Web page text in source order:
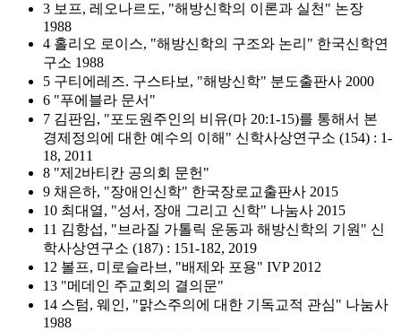
3 보프, 레오나르도, "해방신학의 이론과 실천" 논장
1988
4 홀리오 로이스, "해방신학의 구조와 논리" 한국신학연
구소 1988
5 구티에레즈. 구스타보, "해방신학" 분도출판사 2000
6 "푸에블라 문서"
7 김판임, "포도원주인의 비유(마 20:1-15)를 통해서 본
경제정의에 대한 예수의 이해" 신학사상연구소 (154) : 1-
18, 2011
8 "제2바티칸 공의회 문헌"
9 채은하, "장애인신학" 한국장로교출판사 2015
10 최대열, "성서, 장애 그리고 신학" 나눔사 2015
11 김항섭, "브라질 가톨릭 운동과 해방신학의 기원" 신
학사상연구소 (187) : 151-182, 2019
12 볼프, 미로슬라브, "배제와 포용" IVP 2012
13 "메데인 주교회의 결의문"
14 스텀, 웨인, "맑스주의에 대한 기독교적 관심" 나눔사
1988